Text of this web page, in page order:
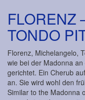
FLORENZ
TONDO
Florenz, Michelangelo,
wie bei der Madonna
gerichtet. Ein Cherub
an. Sie wird wohl den
Similar to the Madonna